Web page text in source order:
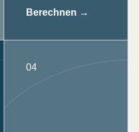
Berechnen →
04